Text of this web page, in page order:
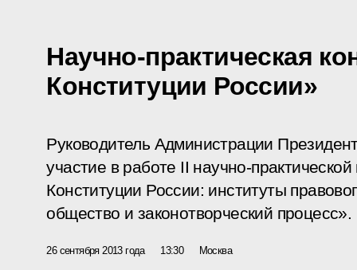
Научно-практическая
Конституции России»
Руководитель Администрации
участие в работе II научно-
Конституции России: институты
общество и законотворческий процесс».
26 сентября 2013 года 13:30 Москва